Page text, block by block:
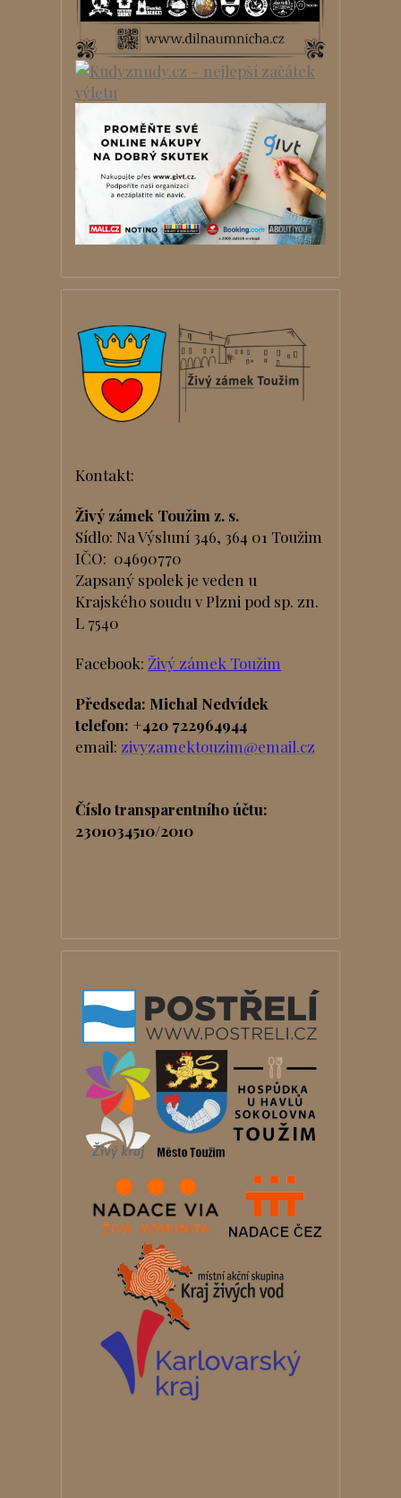
Kontakt:
Živý zámek Toužim z. s.
Sídlo: Na Výsluní 346, 364 01 Toužim
IČO: 04690770
Zapsaný spolek je veden u
Krajského soudu v Plzni pod sp. zn.
L 7540
Facebook: Živý zámek Toužim
Předseda: Michal Nedvídek
telefon: +420 722964944
email: zivyzamektouzim@email.cz
Číslo transparentního účtu:
2301034510/2010